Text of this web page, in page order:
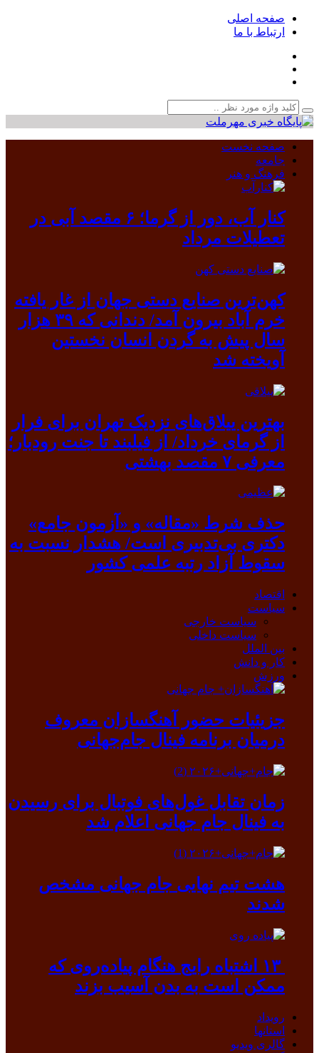
صفحه اصلی
ارتباط با ما
صفحه نخست
جامعه
فرهنگ و هنر
کنار آب، دور از گرما؛ ۶ مقصد آبی در
تعطیلات مرداد
کهن‌ترین صنایع دستی جهان از غار یافته
خرم آباد بیرون آمد/ دندانی که ۳۹ هزار
سال پیش به گردن انسان نخستین
آویخته شد
بهترین ییلاق‌های نزدیک تهران برای فرار
از گرمای خرداد/ از فیلبند تا جنت رودبار؛
معرفی ۷ مقصد بهشتی
حذف شرط «مقاله» و «آزمون جامع»
دکتری بی‌تدبیری است/ هشدار نسبت به
سقوط آزاد رتبه علمی کشور
اقتصاد
سیاست
سیاست خارجی
سیاست داخلی
بین الملل
کار و دانش
ورزش
جزیئیات حضور آهنگسازان معروف
درمیان برنامه فینال جام‌جهانی
زمان تقابل غول‌های فوتبال برای رسیدن
به فینال جام جهانی اعلام شد
هشت تیم نهایی جام جهانی مشخص
شدند
۱۳ اشتباه رایج هنگام پیاده‌روی که
ممکن است به بدن آسیب بزند
رویداد
استانها
گالری ویدیو